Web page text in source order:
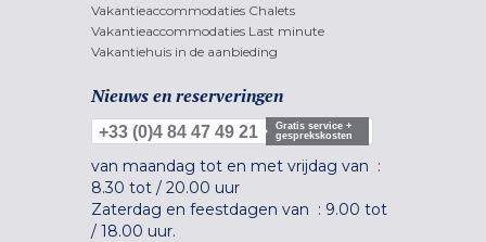
Vakantieaccommodaties Chalets
Vakantieaccommodaties Last minute
Vakantiehuis in de aanbieding
Nieuws en reserveringen
+33 (0)4 84 47 49 21
Gratis service +
gesprekskosten
van maandag tot en met vrijdag van :
8.30 tot / 20.00 uur
Zaterdag en feestdagen van : 9.00 tot
/ 18.00 uur.